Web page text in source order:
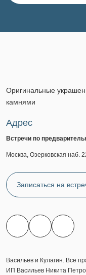
Оригинальные
камнями
Адрес
Встречи по
Москва, Озерковская наб.
Записаться на
Васильев и Кулагин. Все
ИП Васильев Никита